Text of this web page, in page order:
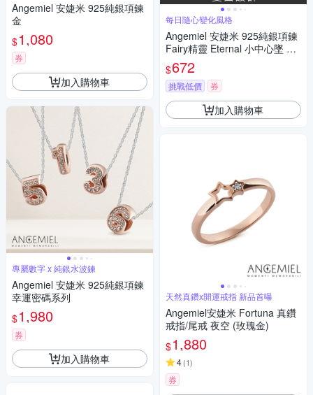
Angemiel 安婕米 925純銀項鍊
金
$1,080
券
加入購物車
專屬數字 x 純銀水波鍊
Angemiel 安婕米 925純銀項鍊
幸運密碼系列
$1,980
券
加入購物車
每日隨心變化風格
Angemiel 安婕米 925純銀項鍊
Fairy精靈 Eternal 小中心墜 藍
鑽滿鑽
$672
挑戰低價 券
加入購物車
天然真鑽x開運戒指 新品首曝
Angemiel安婕米 Fortuna 真鑽
戒指/尾戒 夜空 (玫瑰金)
$1,880
4(1)
券